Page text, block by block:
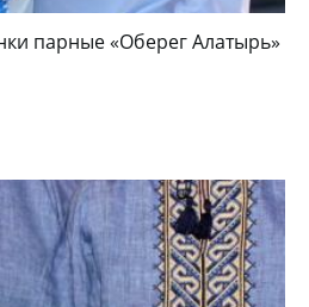
парные «Оберег Алатырь»